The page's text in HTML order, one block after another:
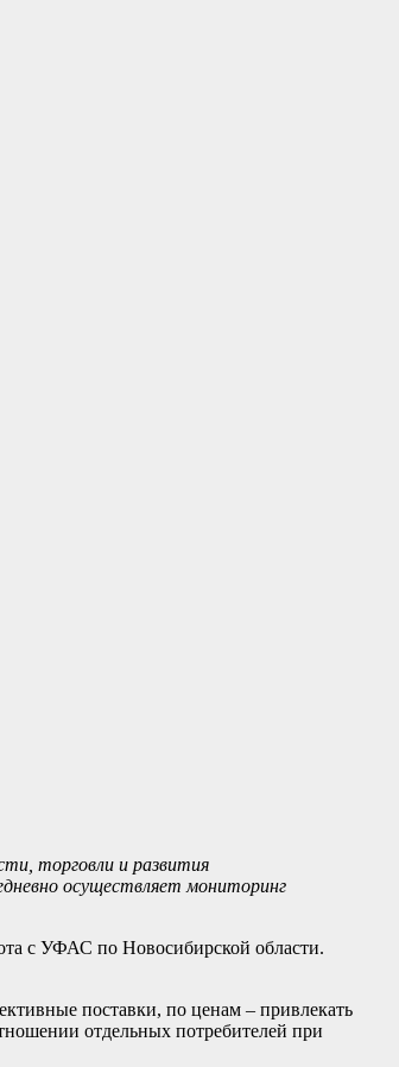
торговли и развития
осуществляет мониторинг
с УФАС по Новосибирской области.
поставки, по ценам – привлекать
отдельных потребителей при